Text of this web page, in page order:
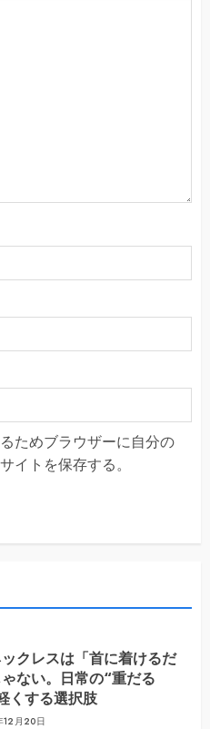
ためブラウザーに自分の
イトを保存する。
クレスは「首に着けるだ
ない。日常の“重だる
くする選択肢
12月20日